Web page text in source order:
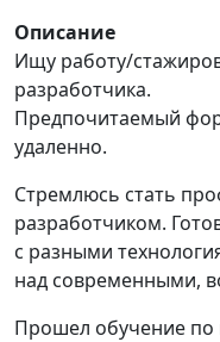
Описание
Ищу работу/
разработчика.
Предпочитаемый
удаленно.
Стремлюсь стать
разработчиком.
с разными
над современными,
Прошел обучение